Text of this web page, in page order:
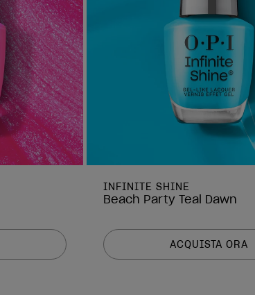
INFINITE SHINE
Beach Party Teal Dawn
ACQUISTA ORA